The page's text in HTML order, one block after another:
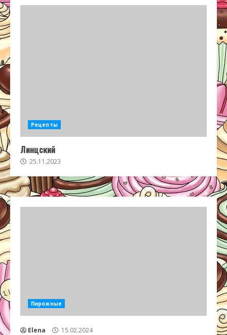
Рецепты
Линцский
25.11.2023
Пирожные
Elena 15.02.2024